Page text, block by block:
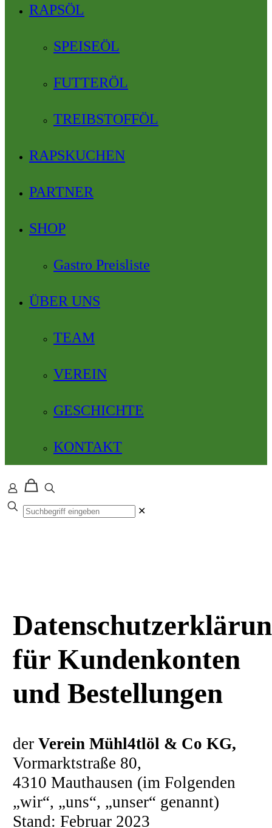
RAPSÖL
SPEISEÖL
FUTTERÖL
TREIBSTOFFÖL
RAPSKUCHEN
PARTNER
SHOP
Gastro Preisliste
ÜBER UNS
TEAM
VEREIN
GESCHICHTE
KONTAKT
✕
für Kundenkonten
und Bestellungen
der Verein Mühl4tlöl & Co KG,
Vormarktstraße 80,
4310 Mauthausen (im Folgenden
„wir“, „uns“, „unser“ genannt)
Stand: Februar 2023